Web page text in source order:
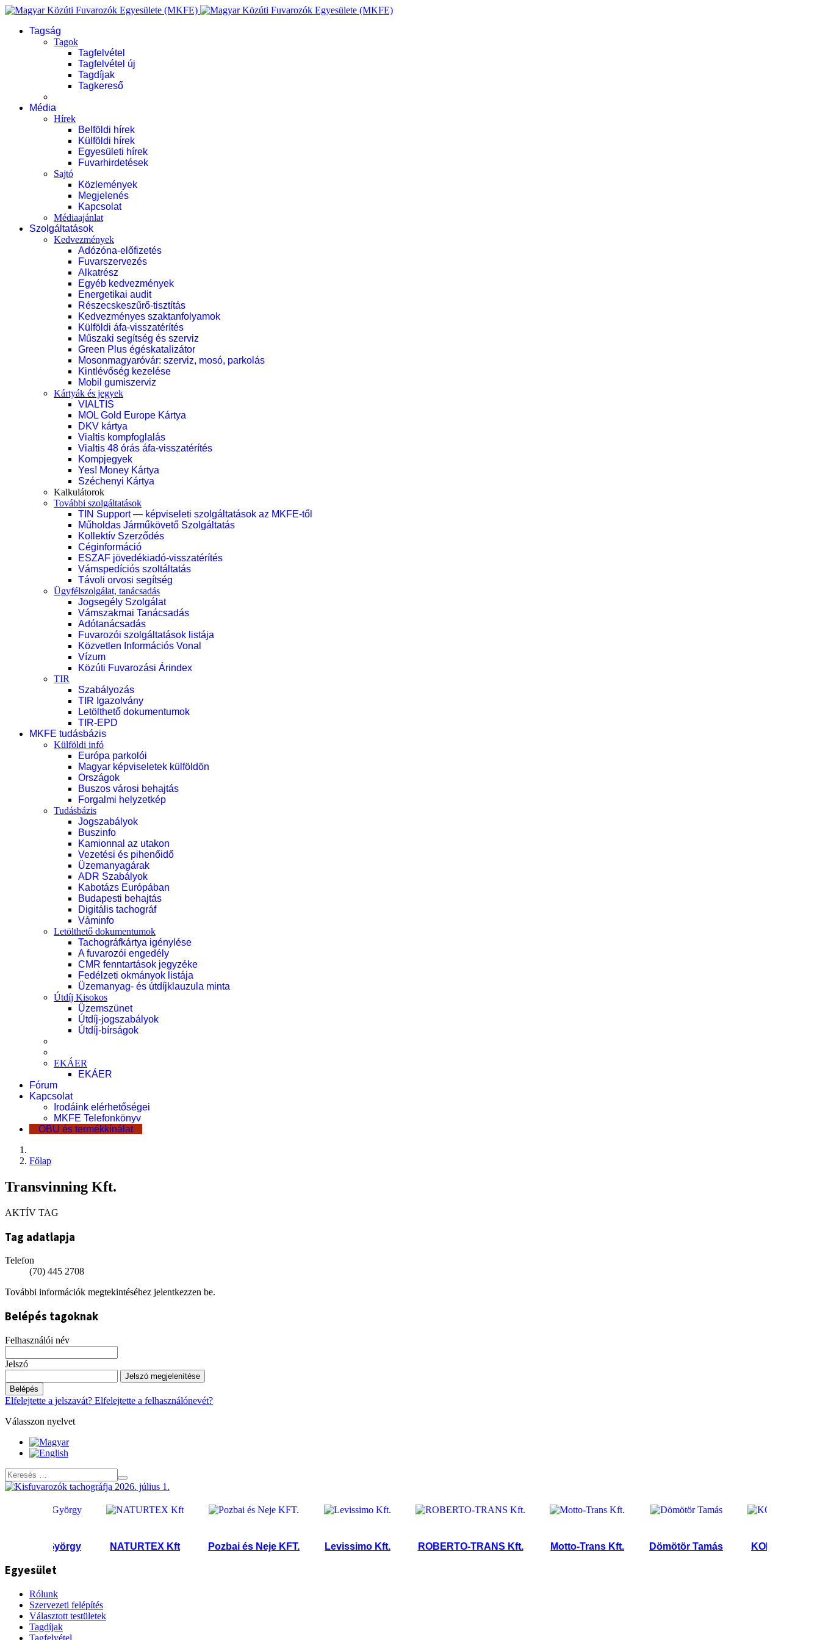
Tagság
Tagok
Tagfelvétel
Tagfelvétel új
Tagdíjak
Tagkereső
Média
Hírek
Belföldi hírek
Külföldi hírek
Egyesületi hírek
Fuvarhirdetések
Sajtó
Közlemények
Megjelenés
Kapcsolat
Médiaajánlat
Szolgáltatások
Kedvezmények
Adózóna-előfizetés
Fuvarszervezés
Alkatrész
Egyéb kedvezmények
Energetikai audit
Részecskeszűrő-tisztítás
Kedvezményes szaktanfolyamok
Külföldi áfa-visszatérítés
Műszaki segítség és szerviz
Green Plus égéskatalizátor
Mosonmagyaróvár: szerviz, mosó, parkolás
Kintlévőség kezelése
Mobil gumiszerviz
Kártyák és jegyek
VIALTIS
MOL Gold Europe Kártya
DKV kártya
Vialtis kompfoglalás
Vialtis 48 órás áfa-visszatérítés
Kompjegyek
Yes! Money Kártya
Széchenyi Kártya
Kalkulátorok
További szolgáltatások
TIN Support — képviseleti szolgáltatások az MKFE-től
Műholdas Járműkövető Szolgáltatás
Kollektív Szerződés
Céginformáció
ESZAF jövedékiadó-visszatérítés
Vámspedíciós szoltáltatás
Távoli orvosi segítség
Ügyfélszolgálat, tanácsadás
Jogsegély Szolgálat
Vámszakmai Tanácsadás
Adótanácsadás
Fuvarozói szolgáltatások listája
Közvetlen Információs Vonal
Vízum
Közúti Fuvarozási Árindex
TIR
Szabályozás
TIR Igazolvány
Letölthető dokumentumok
TIR-EPD
MKFE tudásbázis
Külföldi infó
Európa parkolói
Magyar képviseletek külföldön
Országok
Buszos városi behajtás
Forgalmi helyzetkép
Tudásbázis
Jogszabályok
Buszinfo
Kamionnal az utakon
Vezetési és pihenőidő
Üzemanyagárak
ADR Szabályok
Kabotázs Európában
Budapesti behajtás
Digitális tachográf
Váminfo
Letölthető dokumentumok
Tachográfkártya igénylése
A fuvarozói engedély
CMR fenntartások jegyzéke
Fedélzeti okmányok listája
Üzemanyag- és útdíjklauzula minta
Útdíj Kisokos
Üzemszünet
Útdíj-jogszabályok
Útdíj-bírságok
EKÁER
EKÁER
Fórum
Kapcsolat
Irodáink elérhetőségei
MKFE Telefonkönyv
OBU és termékkínálat
Főlap
Transvinning Kft.
AKTÍV TAG
Tag adatlapja
Telefon
(70) 445 2708
További információk megtekintéséhez jelentkezzen be.
Belépés tagoknak
Felhasználói név
Jelszó
Jelszó megjelenítése
Belépés
Elfelejtette a jelszavát? Elfelejtette a felhasználónevét?
Válasszon nyelvet
György NATURTEX Kft Pozbai és Neje KFT. Levissimo Kft. ROBERTO-TRANS Kft. Motto-Trans Kft. Dömötör Tamás KONOR TRANS
Egyesület
Rólunk
Szervezeti felépítés
Választott testületek
Tagdíjak